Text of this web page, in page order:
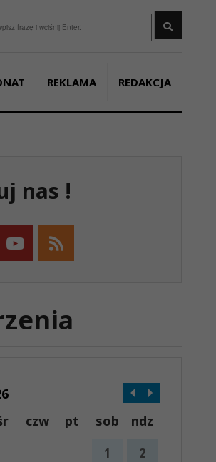
REKLAMA REDAKCJA
nas !
czw pt sob ndz
1 2